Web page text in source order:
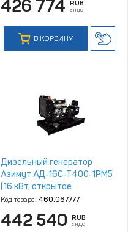
426 774 RUB
с НДС
В КОРЗИНУ
Дизельный генератор
Азимут АД‑16С‑Т400‑1РM5
(16 кВт, открытое
исполнение, двигатель
Код товара: 460.067777
442 540 RUB
с НДС